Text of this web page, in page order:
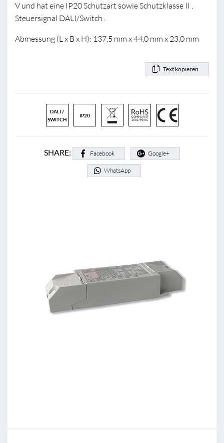
V und hat eine IP20 Schutzart sowie Schutzklasse II .
Steuersignal DALI/Switch .
Abmessung (L x B x H): 137,5 mm x 44,0 mm x 23,0 mm
Text kopieren
DALI /
SWITCH
IP20
SHARE: Facebook Google+
WhatsApp